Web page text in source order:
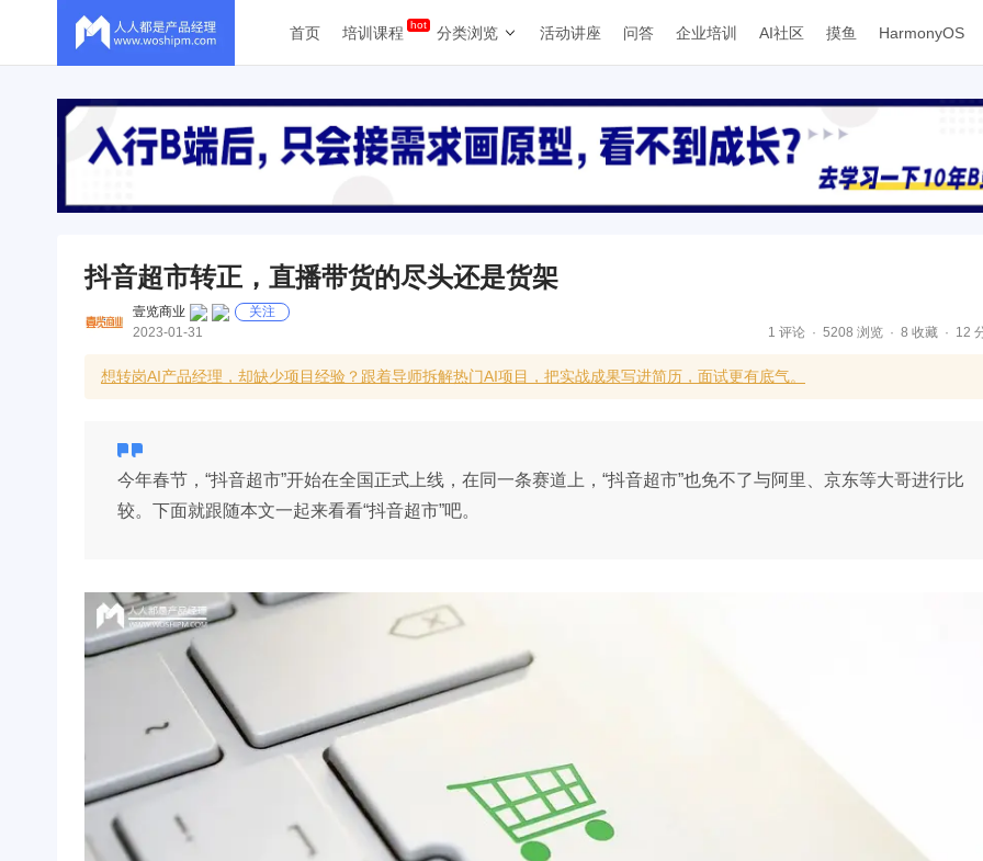
首页 培训课程 分类浏览 活动讲座 问答 企业培训 AI社区 摸鱼 HarmonyOS
抖音超市转正，直播带货的尽头还是货架
壹览商业
关注
2023-01-31
1 评论 5208 浏览 8 收藏 12
想转岗AI产品经理，却缺少项目经验？跟着导师拆解热门AI项目，把实战成果写进简历，面试更有底气。
今年春节，“抖音超市”开始在全国正式上线，在同一条赛道上，“抖音超市”也免不了与阿里、京东等大哥进行比
较。下面就跟随本文一起来看看“抖音超市”吧。